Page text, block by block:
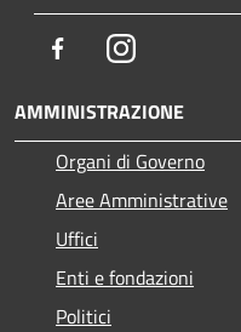
FacebookInstagram
AMMINISTRAZIONE
Organi di Governo
Aree Amministrative
Uffici
Enti e fondazioni
Politici